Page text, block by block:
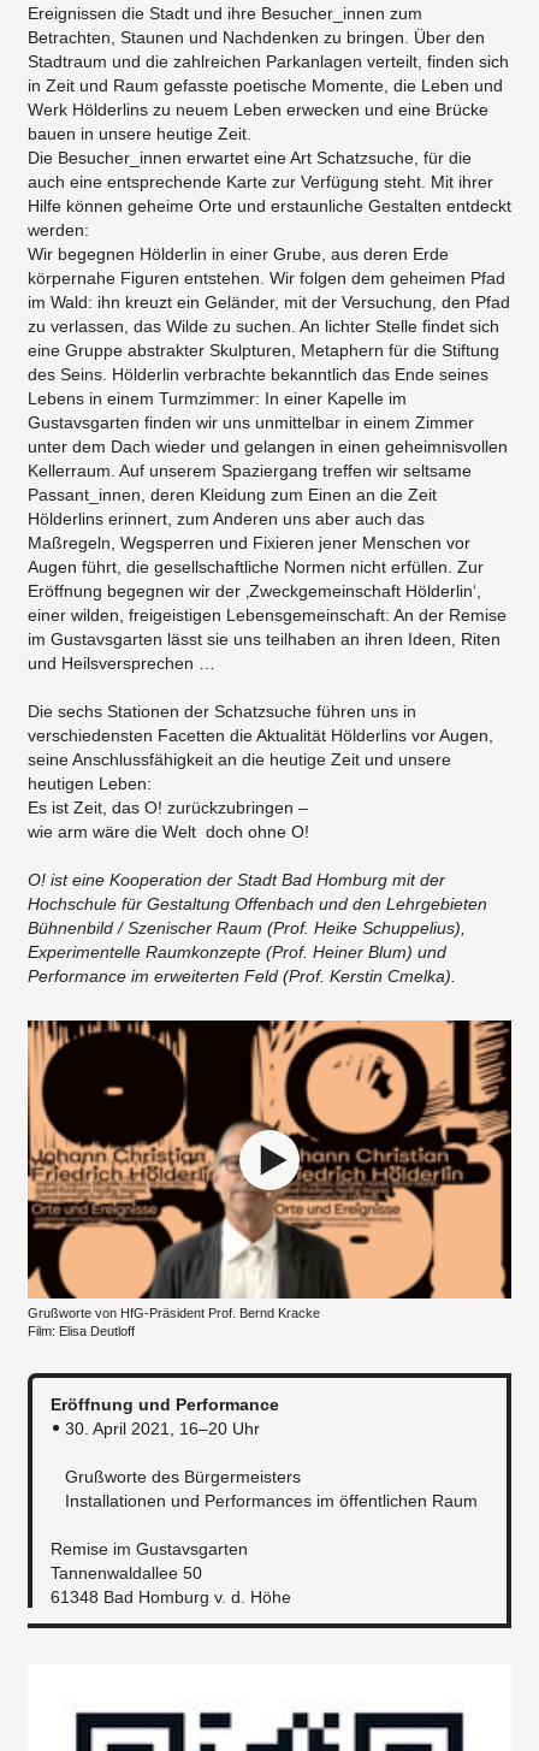
Ereignissen die Stadt und ihre Besucher_innen zum
Betrachten, Staunen und Nachdenken zu bringen. Über den
Stadtraum und die zahlreichen Parkanlagen verteilt, finden sich
in Zeit und Raum gefasste poetische Momente, die Leben und
Werk Hölderlins zu neuem Leben erwecken und eine Brücke
bauen in unsere heutige Zeit.
Die Besucher_innen erwartet eine Art Schatzsuche, für die
auch eine entsprechende Karte zur Verfügung steht. Mit ihrer
Hilfe können geheime Orte und erstaunliche Gestalten entdeckt
werden:
Wir begegnen Hölderlin in einer Grube, aus deren Erde
körpernahe Figuren entstehen. Wir folgen dem geheimen Pfad
im Wald: ihn kreuzt ein Geländer, mit der Versuchung, den Pfad
zu verlassen, das Wilde zu suchen. An lichter Stelle findet sich
eine Gruppe abstrakter Skulpturen, Metaphern für die Stiftung
des Seins. Hölderlin verbrachte bekanntlich das Ende seines
Lebens in einem Turmzimmer: In einer Kapelle im
Gustavsgarten finden wir uns unmittelbar in einem Zimmer
unter dem Dach wieder und gelangen in einen geheimnisvollen
Kellerraum. Auf unserem Spaziergang treffen wir seltsame
Passant_innen, deren Kleidung zum Einen an die Zeit
Hölderlins erinnert, zum Anderen uns aber auch das
Maßregeln, Wegsperren und Fixieren jener Menschen vor
Augen führt, die gesellschaftliche Normen nicht erfüllen. Zur
Eröffnung begegnen wir der ‚Zweckgemeinschaft Hölderlin‘,
einer wilden, freigeistigen Lebensgemeinschaft: An der Remise
im Gustavsgarten lässt sie uns teilhaben an ihren Ideen, Riten
und Heilsversprechen …
Die sechs Stationen der Schatzsuche führen uns in
verschiedensten Facetten die Aktualität Hölderlins vor Augen,
seine Anschlussfähigkeit an die heutige Zeit und unsere
heutigen Leben:
Es ist Zeit, das O! zurückzubringen –
wie arm wäre die Welt doch ohne O!
O! ist eine Kooperation der Stadt Bad Homburg mit der
Hochschule für Gestaltung Offenbach und den Lehrgebieten
Bühnenbild / Szenischer Raum (Prof. Heike Schuppelius),
Experimentelle Raumkonzepte (Prof. Heiner Blum) und
Performance im erweiterten Feld (Prof. Kerstin Cmelka).
Grußworte von HfG-Präsident Prof. Bernd Kracke
Film: Elisa Deutloff
Eröffnung und Performance
30. April 2021, 16–20 Uhr
Grußworte des Bürgermeisters
​Installationen und Performances im öffentlichen Raum
Remise im Gustavsgarten
Tannenwaldallee 50
61348 Bad Homburg v. d. Höhe